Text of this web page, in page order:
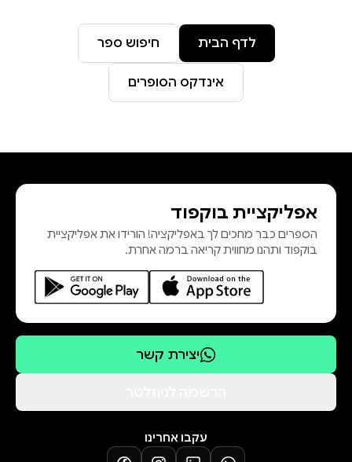
לדף הבית חיפוש ספר
אינדקס הסופרים
אפליקציית בוקפוד
הספרים כבר מחכים לך באפליקציה! הורידו את אפליקציית
בוקפוד ותהנו מחווית קריאה ברמה אחרת.
יצירת קשר
עקבו אחרינו